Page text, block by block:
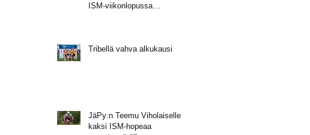
ISM-viikonlopussa
Tribellä vahva alkukausi
JäPy:n Teemu Viholaiselle
kaksi ISM-hopeaa